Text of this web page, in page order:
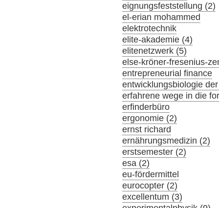
eignungsfeststellung (2)
el-erian mohammed
elektrotechnik
elite-akademie (4)
elitenetzwerk (5)
else-kröner-fresenius-
entrepreneurial finance
entwicklungsbiologie
erfahrene wege in die
erfinderbüro
ergonomie (2)
ernst richard
ernährungsmedizin (2)
erstsemester (2)
esa (2)
eu-fördermittel
eurocopter (2)
excellentum (3)